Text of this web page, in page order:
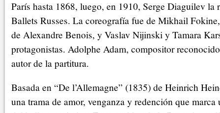
París hasta 1868, luego, en 1910, Serge Diaguilev la
Ballets Russes. La coreografía fue de Mikhail
de Alexandre Benois, y Vaslav Nijinski y Tamara
protagonistas. Adolphe Adam, compositor
autor de la partitura.
Basada en “De l’Allemagne” (1835) de Heinrich
una trama de amor, venganza y redención que